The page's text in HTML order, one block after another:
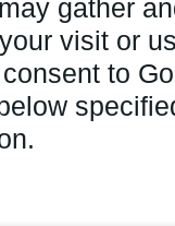
gather
visit or
to